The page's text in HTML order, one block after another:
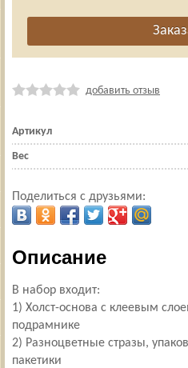
добавить отзыв
Артикул
Вес
Поделиться с друзьями:
Описание
В набор входит:
1) Холст-основа с клеевым
подрамнике
2) Разноцветные стразы,
пакетики